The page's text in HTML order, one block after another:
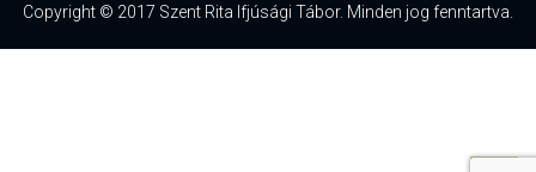
Copyright © 2017 Szent Rita Ifjúsági Tábor. Minden jog fenntartva.